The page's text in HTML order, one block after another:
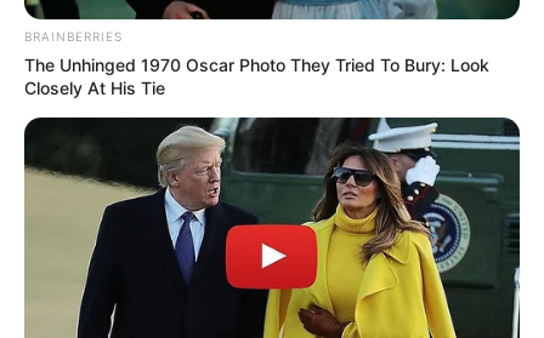
ETALON CASTLE DU BERLAIS (PRIX AUGUSTE
DE CASTELBAJAC)
1er: 1 MIRALAGO
2ème: 8 ANGE DE JUILLEY
3ème: 11 HACHASSON
4ème: 3 PARI BREST
BRAINBERRIES
The Unhinged 1970 Oscar Photo They Tried To Bury: Look
Closely At His Tie